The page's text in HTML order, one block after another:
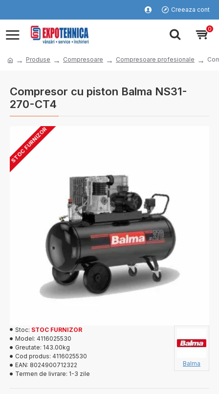
Creeaza cont
0
Produse Compresoare Compresoare profesionale
Compresor cu piston Balma NS31-
270-CT4
STOC FURNIZOR
Stoc: STOC FURNIZOR
Model: 4116025530
Greutate: 143.00kg
Cod produs: 4116025530
EAN: 8024900712322
Termen de livrare: 1-3 zile
Balma